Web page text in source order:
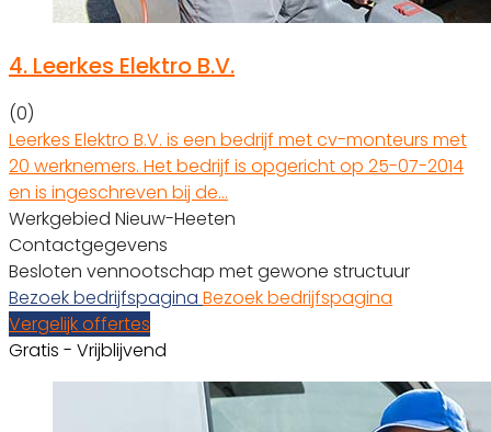
4. Leerkes Elektro B.V.
(0)
Leerkes Elektro B.V. is een bedrijf met cv-monteurs met
20 werknemers. Het bedrijf is opgericht op 25-07-2014
en is ingeschreven bij de…
Werkgebied Nieuw-Heeten
Contactgegevens
Besloten vennootschap met gewone structuur
Bezoek bedrijfspagina Bezoek bedrijfspagina
Vergelijk offertes
Gratis - Vrijblijvend